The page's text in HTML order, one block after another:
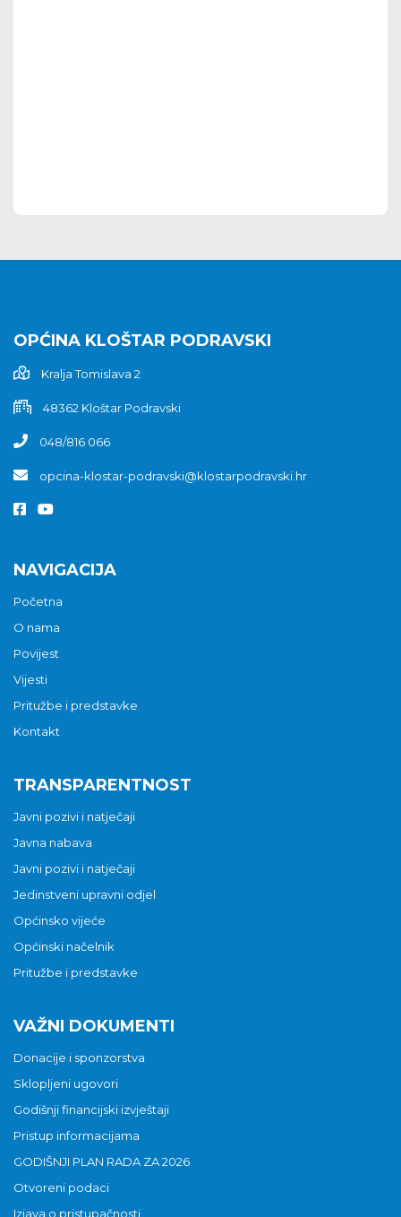
OPĆINA KLOŠTAR PODRAVSKI
Kralja Tomislava 2
48362 Kloštar Podravski
048/816 066
opcina-klostar-podravski@klostarpodravski.hr
NAVIGACIJA
Početna
O nama
Povijest
Vijesti
Pritužbe i predstavke
Kontakt
TRANSPARENTNOST
Javni pozivi i natječaji
Javna nabava
Javni pozivi i natječaji
Jedinstveni upravni odjel
Općinsko vijeće
Općinski načelnik
Pritužbe i predstavke
VAŽNI DOKUMENTI
Donacije i sponzorstva
Sklopljeni ugovori
Godišnji financijski izvještaji
Pristup informacijama
GODIŠNJI PLAN RADA ZA 2026
Otvoreni podaci
Izjava o pristupačnosti